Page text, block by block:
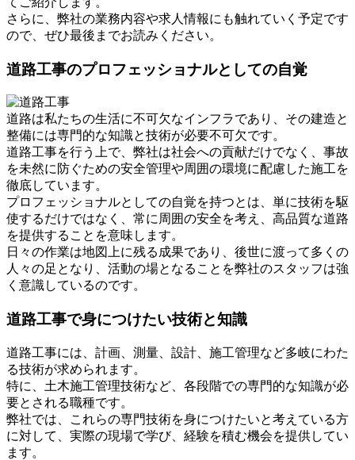
さらに、弊社の業務内容や求人情報にも触れていく予定です
ので、ぜひ最後までお読みください。
道路工事のプロフェッショナルとしての自覚
道路は私たちの生活に不可欠なインフラであり、その建造と
整備には専門的な知識と技術が必要不可欠です。
道路工事を行う上で、弊社は社会への貢献だけでなく、事故
を未然に防ぐための安全管理や周囲の環境に配慮した施工を
徹底しています。
プロフェッショナルとしての自覚を持つとは、単に技術を駆
使するだけではなく、常に周囲の安全を考え、高品質な道路
を提供することを意味します。
日々の作業は地図上に残る成果であり、後世に渡って多くの
人々の足となり、活動の場となることを弊社のスタッフは強
く意識しているのです。
道路工事で身につけたい技術と知識
道路工事には、計画、測量、設計、施工管理など多岐にわた
る技術が求められます。
特に、土木施工管理技術など、各段階での専門的な知識が必
要とされる職種です。
弊社では、これらの専門技術を身につけたいと考えている方
に対して、実際の現場で学び、経験を積む機会を提供してい
ます。